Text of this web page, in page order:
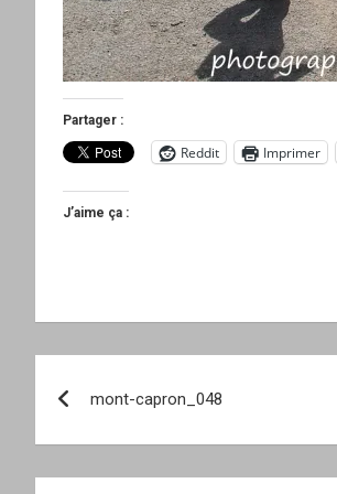
Partager :
Reddit Imprimer
J’aime ça :
de
l’article
mont-capron_048